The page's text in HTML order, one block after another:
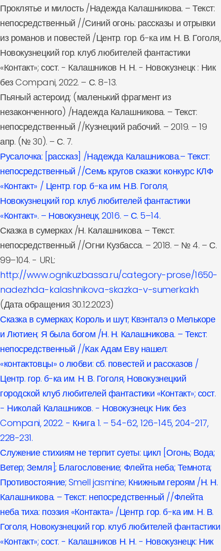
Проклятье и милость /Надежда Калашникова. – Текст:
непосредственный //Синий огонь: рассказы и отрывки
из романов и повестей /Центр. гор. б-ка им. Н. В. Гоголя,
Новокузнецкий гор. клуб любителей фантастики
«Контакт»; сост. - Калашников Н. Н. - Новокузнецк : Ник
без Compani, 2022. – С. 8-13.
Пьяный астероид: (маленький фрагмент из
незаконченного) /Надежда Калашникова. – Текст:
непосредственный //Кузнецкий рабочий. – 2019. – 19
апр. (№ 30). – С. 7.
Русалочка: [рассказ] /Надежда Калашникова.– Текст:
непосредственный //Семь кругов сказки: конкурс КЛФ
«Контакт» / Центр. гор. б-ка им. Н.В. Гоголя,
Новокузнецкий гор. клуб любителей фантастики
«Контакт». – Новокузнецк, 2016. – С. 5–14.
Сказка в сумерках /Н. Калашникова. – Текст:
непосредственный //Огни Кузбасса. – 2018. – № 4. – С.
99–104. - URL:
http://www.ognikuzbassa.ru/category-prose/1650-
nadezhda-kalashnikova-skazka-v-sumerkakh
(Дата обращения 30.12.2023)
Сказка в сумерках; Король и шут; Квэнталэ о Мелькоре
и Лютиен; Я была богом /Н. Н. Калашникова. – Текст:
непосредственный //Как Адам Еву нашел:
«контактовцы» о любви: сб. повестей и рассказов /
Центр. гор. б-ка им. Н. В. Гоголя, Новокузнецкий
городской клуб любителей фантастики «Контакт»; сост.
- Николай Калашников. - Новокузнецк: Ник без
Compani, 2022. - Книга 1. – 54-62, 126-145, 204-217,
228-231.
Служение стихиям не терпит суеты: цикл [Огонь; Вода;
Ветер; Земля]; Благословение; Флейта неба; Темнота;
Противостояние; Smell jasmine; Книжным героям /Н. Н.
Калашникова. – Текст: непосредственный //Флейта
неба тиха: поэзия «Контакта» /Центр. гор. б-ка им. Н. В.
Гоголя, Новокузнецкий гор. клуб любителей фантастики
«Контакт»; сост. - Калашников Н. Н. - Новокузнецк: Ник